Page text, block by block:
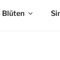
Blüten